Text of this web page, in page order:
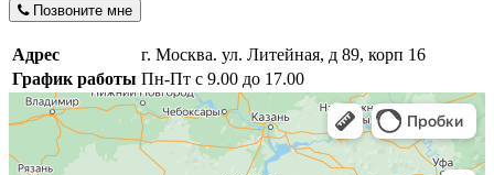
Позвоните мне
Адрес
г. Москва. ул. Литейная, д 89, корп 16
График работы Пн-Пт с 9.00 до 17.00